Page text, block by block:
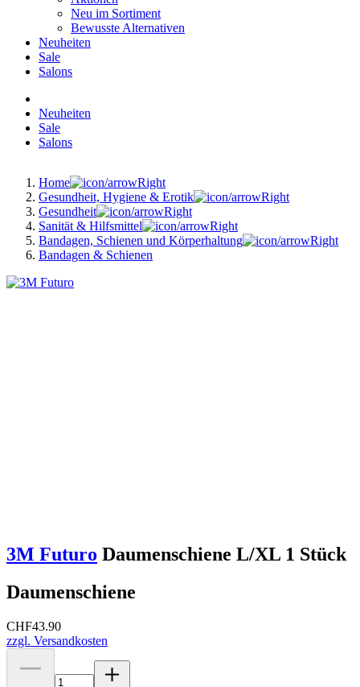
Neu im Sortiment
Bewusste Alternativen
Neuheiten
Sale
Salons
Neuheiten
Sale
Salons
Home
Gesundheit, Hygiene & Erotik
Gesundheit
Sanität & Hilfsmittel
Bandagen, Schienen und Körperhaltung
Bandagen & Schienen
3M Futuro Daumenschiene L/XL 1 Stück
Daumenschiene
CHF43.90
zzgl. Versandkosten